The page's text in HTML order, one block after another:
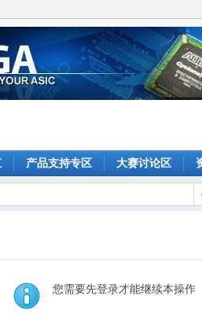
产品支持专区 大赛讨论区
您需要先登录才能继续本操作